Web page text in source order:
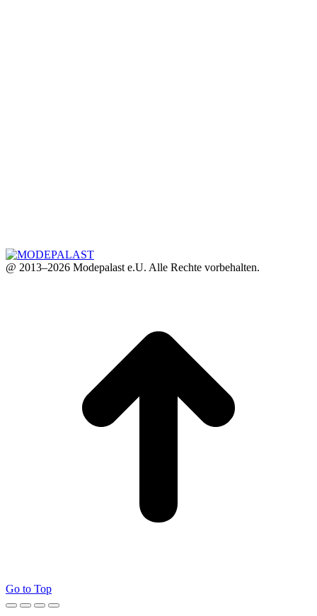
@ 2013–2026 Modepalast e.U. Alle Rechte vorbehalten.
Go to Top